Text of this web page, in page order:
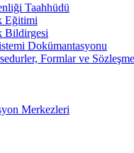
Taahhüdü
Eğitimi
Bildirgesi
Dokümantasyonu
Formlar ve
Merkezleri